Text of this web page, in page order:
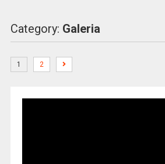
Category: Galeria
1 2